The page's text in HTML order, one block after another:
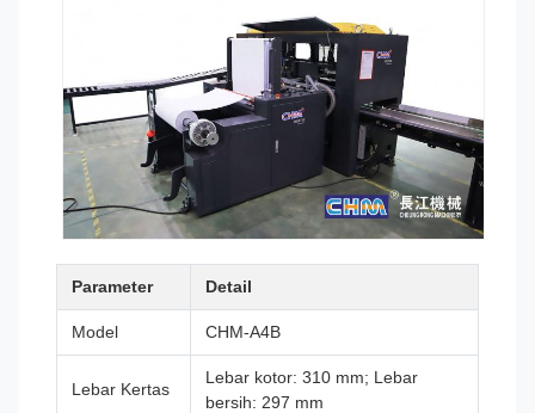
Parameter Detail
Model CHM-A4B
Lebar Kertas
Lebar kotor: 310 mm; Lebar
bersih: 297 mm